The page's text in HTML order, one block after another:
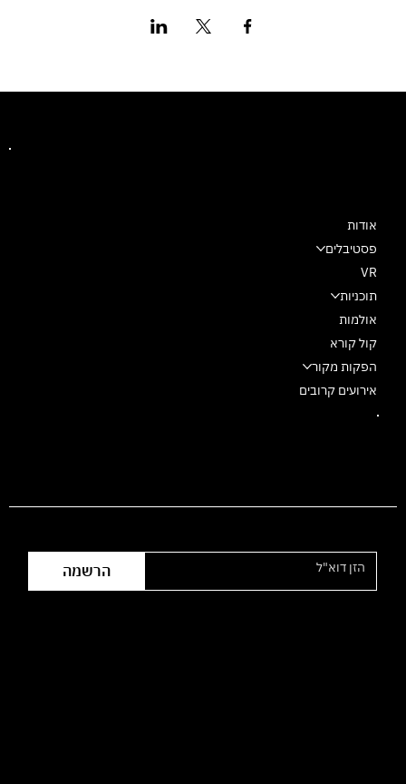
הרשמה
אודות
פסטיבלים
VR
תוכניות
אולמות
קול קורא
הפקות מקור
אירועים קרובים